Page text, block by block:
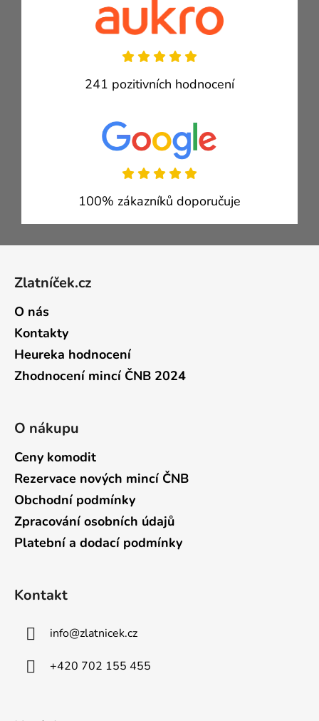
241 pozitivních hodnocení
100% zákazníků doporučuje
Zlatníček.cz
O nás
Kontakty
Heureka hodnocení
Zhodnocení mincí ČNB 2024
O nákupu
Ceny komodit
Rezervace nových mincí ČNB
Obchodní podmínky
Zpracování osobních údajů
Platební a dodací podmínky
Kontakt
info@zlatnicek.cz
+420 702 155 455